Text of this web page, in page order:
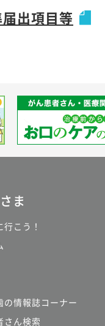
出項目等
ま
こう！
の情報誌コーナー
さん検索